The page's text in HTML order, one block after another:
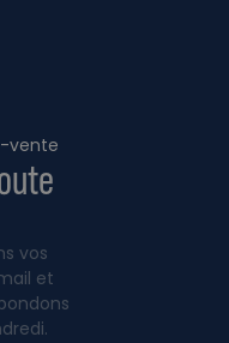
vente
vos
et